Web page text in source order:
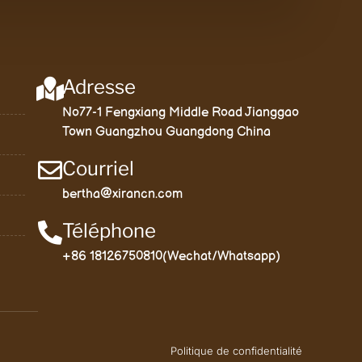
Adresse
No77-1 Fengxiang Middle Road Jianggao
Town Guangzhou Guangdong China
Courriel
bertha@xirancn.com
Téléphone
+86 18126750810(Wechat/Whatsapp)
Politique de confidentialité